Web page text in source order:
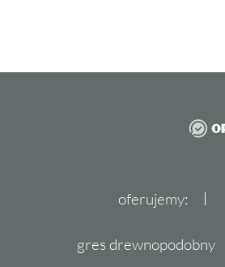
oferujemy:
gres drewnopodobny